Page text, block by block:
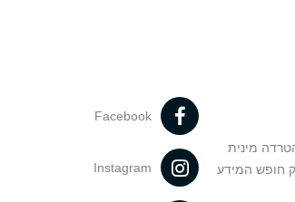
מינית
חופש המידע
Facebook
Instagram